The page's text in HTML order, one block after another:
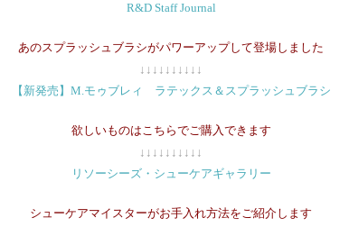
R&D Staff Journal
あのスプラッシュブラシがパワーアップして登場しました
↓↓↓↓↓↓↓↓↓↓
【新発売】M.モゥブレィ ラテックス＆スプラッシュブラシ
欲しいものはこちらでご購入できます
↓↓↓↓↓↓↓↓↓↓
リソーシーズ・シューケアギャラリー
シューケアマイスターがお手入れ方法をご紹介します